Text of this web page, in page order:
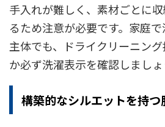
手入れが難しく、素材ごとに
るため注意が必要です。家庭
主体でも、ドライクリーニン
か必ず洗濯表示を確認しましょ
構築的なシルエットを持つ